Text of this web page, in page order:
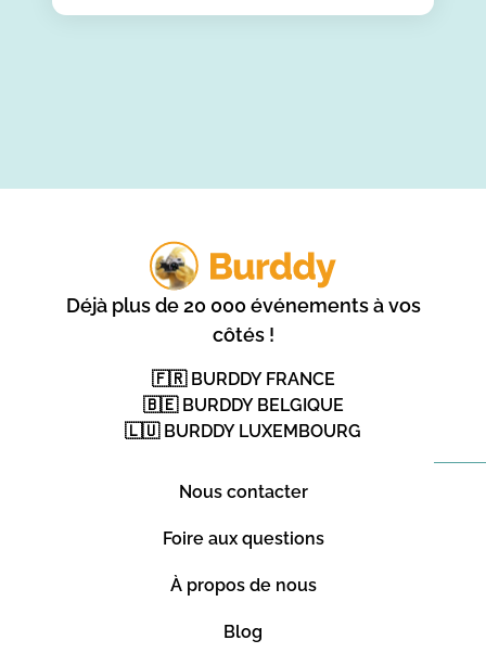
Déjà plus de 20 000 événements à vos
côtés !
🇫🇷 BURDDY FRANCE
🇧🇪 BURDDY BELGIQUE
🇱🇺 BURDDY LUXEMBOURG
Nous contacter
Foire aux questions
À propos de nous
Blog